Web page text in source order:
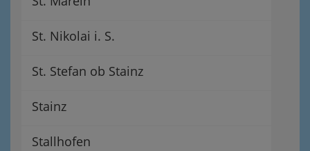
St. Nikolai i. S.
St. Stefan ob Stainz
Stainz
Stallhofen